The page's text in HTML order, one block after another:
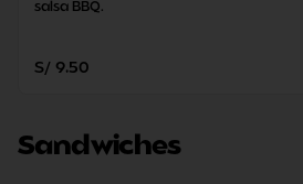
salsa BBQ.
S/ 9.50
Sandwiches